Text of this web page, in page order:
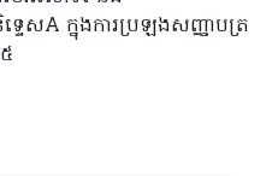
A ក្នុងការប្រឡងសញ្ញាបត្រ